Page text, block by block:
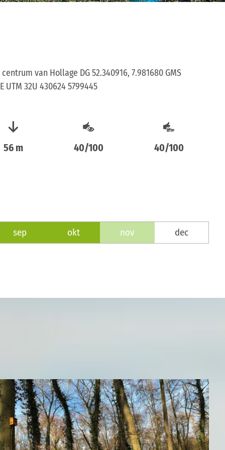
van Hollage DG 52.340916, 7.981680 GMS
UTM 32U 430624 5799445
56 m 40/100 40/100
sep okt nov dec